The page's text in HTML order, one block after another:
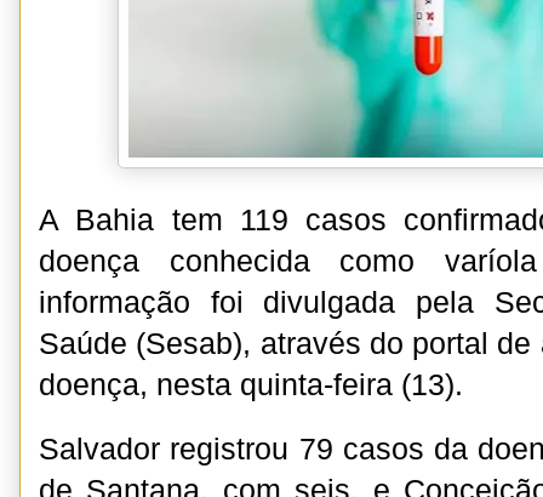
A Bahia tem 119 casos
doença conhecida como
informação foi divulgada pela
Saúde (Sesab), através do portal
doença, nesta quinta-feira (13).
Salvador registrou 79 casos da
de Santana, com seis, e